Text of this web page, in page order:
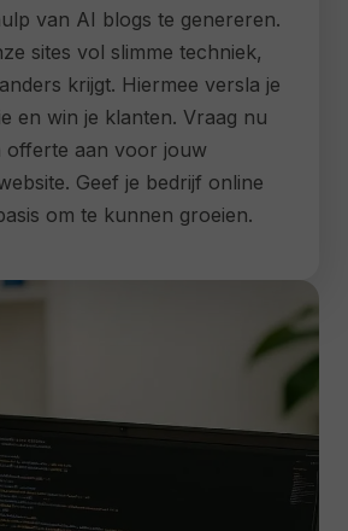
van AI blogs te genereren.
sites vol slimme techniek,
krijgt. Hiermee versla je
en win je klanten. Vraag nu
offerte aan voor jouw
Geef je bedrijf online
om te kunnen groeien.